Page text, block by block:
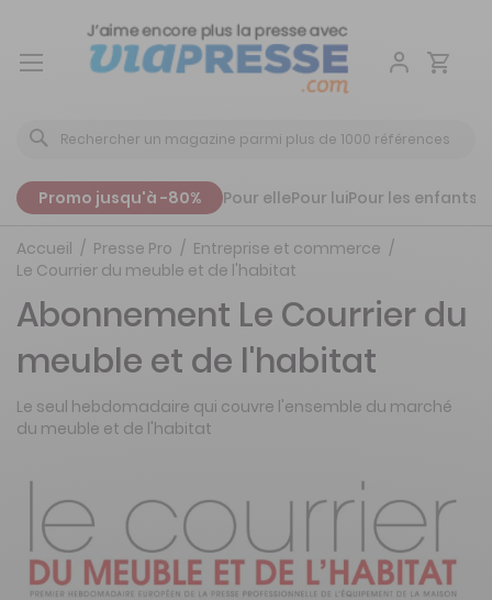
Aller
Promo jusqu'à -80% Pour ellePour luiPour les enfants
Accueil Presse Pro
Entreprise et commerce
Le Courrier du meuble et de l'habitat
Abonnement Le Courrier du
meuble et de l'habitat
Le seul hebdomadaire qui couvre l'ensemble du marché
du meuble et de l'habitat